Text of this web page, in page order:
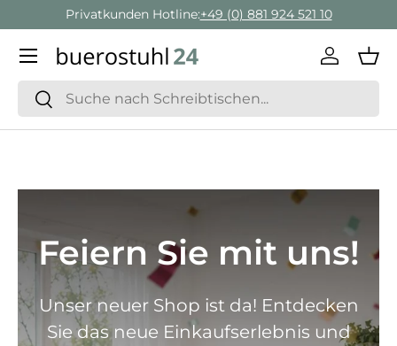
Direkt zum Inhalt
Privatkunden Hotline:+49 (0) 881 924 521 10
Suchen
Suchen
Menü
Feiern Sie mit uns!
Unser neuer Shop ist da! Entdecken
Sie das neue Einkaufserlebnis und